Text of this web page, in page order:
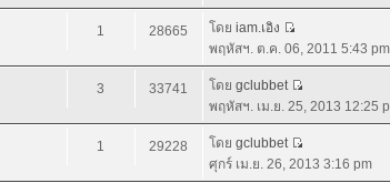
1 28665 โดย iam.เอิง
พฤหัสฯ. ต.ค. 06, 2011 5:43 pm
3 33741 โดย gclubbet
พฤหัสฯ. เม.ย. 25, 2013 12:25
1 29228 โดย gclubbet
ศุกร์ เม.ย. 26, 2013 3:16 pm